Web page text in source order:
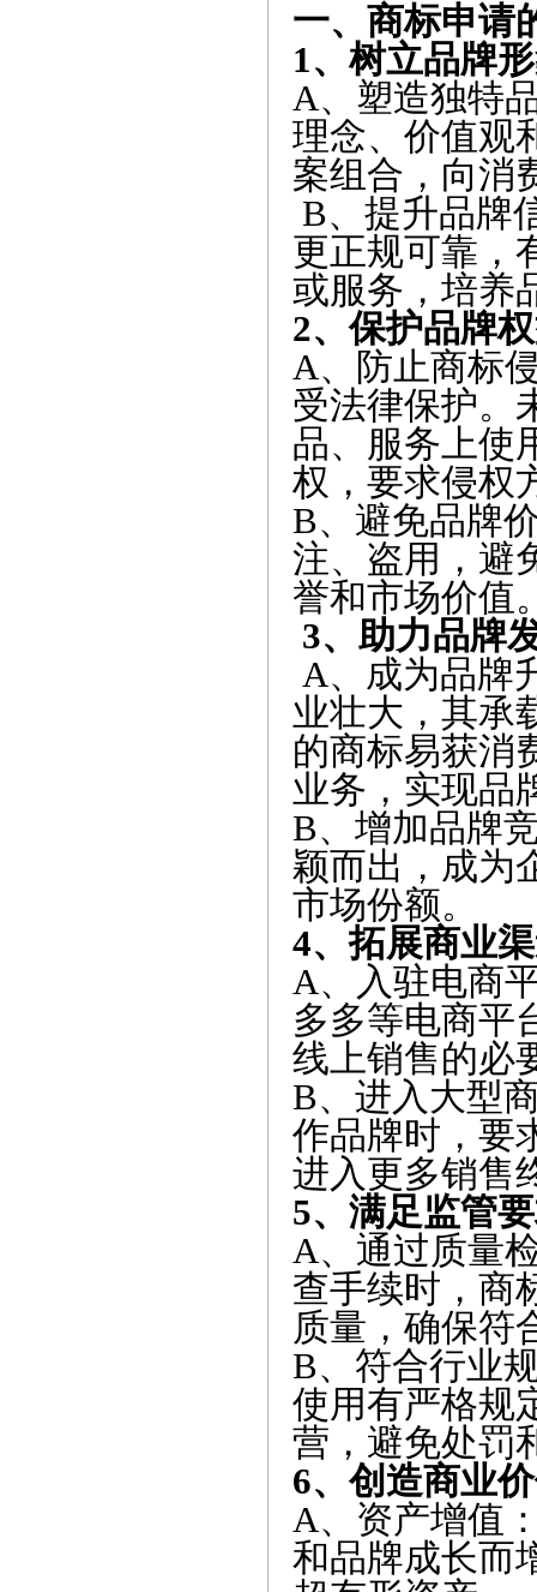
一、商标申请
1、树立品牌
A、塑造独特
理念、价值观
案组合，向消
B、提升品牌
更正规可靠，
或服务，培养
2、保护品牌
A、防止商标
受法律保护。
品、服务上使
权，要求侵权
B、避免品牌
注、盗用，避
誉和市场价值
3、助力品牌
A、成为品牌
业壮大，其承
的商标易获消
业务，实现品
B、增加品牌
颖而出，成为
市场份额。
4、拓展商业
A、入驻电商
多多等电商平
线上销售的必
B、进入大型
作品牌时，要
进入更多销售
5、满足监管
A、通过质量
查手续时，商
质量，确保符
B、符合行业
使用有严格规
营，避免处罚
6、创造商业
A、资产增值
和品牌成长而